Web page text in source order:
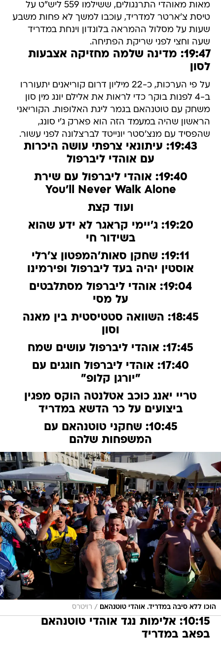
מאות מאוהדי התרנגולים, ששילמו 559 ליש"ט על
טיסת צ'ארטר למדריד, עוכבו למשך לא פחות משבע
שעות על מסלול ההמראה בלונדון וינחת במדריד
שעה וחצי לפני שריקת הפתיחה.
19:47: מדינה שלמה מחזיקה אצבעות
לסון
על פי הערכות, כ-22 מיליון דרום קוריאנים יתעוררו
ב-4 לפנות בוקר כדי לראות את אלילם יונג מין סון
משחק עם טוטנהאם בגמר ליגת האלופות. הקוריאני
הראשון שהיה במעמד הזה הוא פארק ג'י סונג,
שהפסיד עם מנצ'סטר יונייטד לברצלונה לפני עשור.
19:43: עיתונאי צרפתי עושה היכרות
עם אוהדי ליברפול
19:40: אוהדי ליברפול עם שירת
You'll Never Walk Alone
ועוד קצת
19:20: ג'יימי קראגר לא ידע שהוא
בשידור חי
19:11: שחקן סאות'המפטון צ'רלי
אוסטין יהיה בעד ליברפול ופירמינו
19:04: אוהדי ליברפול מסתלבטים
על מסי
18:45: השוואה סטטיסטית בין מאנה
וסון
17:45: אוהדי ליברפול עושים שמח
17:40: אוהדי ליברפול חוגגים עם
"יורגן קלופ"
טריי יאנג כוכב אטלנטה הוקס מפגין
ביצועים על כר הדשא במדריד
10:45: שחקני טוטנהאם עם
המשפחות שלהם
הוכו ללא סיבה במדריד. אוהדי טוטנהאם / רויטרס
10:15: אלימות נגד אוהדי טוטנהאם
בפאב במדריד